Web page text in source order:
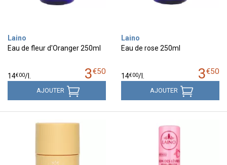
Laino
Eau de fleur d'Oranger 250ml
3€50
14€00/
AJOUTER
Laino
Eau de rose 250ml
3€50
14€00/
AJOUTER